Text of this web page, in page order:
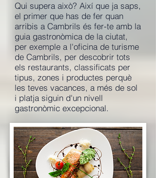
Qui supera això? Així que ja saps,
el primer que has de fer quan
arribis a Cambrils és fer-te amb la
guia gastronòmica de la ciutat,
per exemple a l'oficina de turisme
de Cambrils, per descobrir tots
els restaurants, classificats per
tipus, zones i productes perquè
les teves vacances, a més de sol
i platja siguin d'un nivell
gastronòmic excepcional.